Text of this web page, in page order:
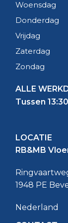
Gietvloer?
goedkoper
gietvloeren
een betere
wordt; anders
zijn.
verschillende
het belangrijk
voeren. De
Woensdag
Donderdag
Vrijdag
Zaterdag
Zondag
ALLE
Tussen
LOCATIE
RB&MB
1948 PE
Nederland